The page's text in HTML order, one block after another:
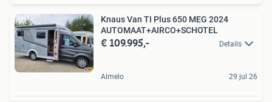
Knaus Van TI Plus 650 MEG 2024
AUTOMAAT+AIRCO+SCHOTEL
€ 109.995,- Details
Almelo 29 jul 26